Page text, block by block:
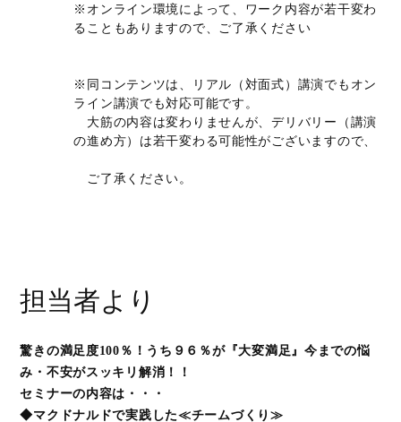
※オンライン環境によって、ワーク内容が若干変わ
ることもありますので、ご了承ください
※同コンテンツは、リアル（対面式）講演でもオン
ライン講演でも対応可能です。
大筋の内容は変わりませんが、デリバリー（講演
の進め方）は若干変わる可能性がございますので、
ご了承ください。
担当者より
驚きの満足度100％！ うち９６％が『大変満足』今までの悩
み・不安がスッキリ解消！！
セミナーの内容は・・・
◆マクドナルドで実践した≪チームづくり≫